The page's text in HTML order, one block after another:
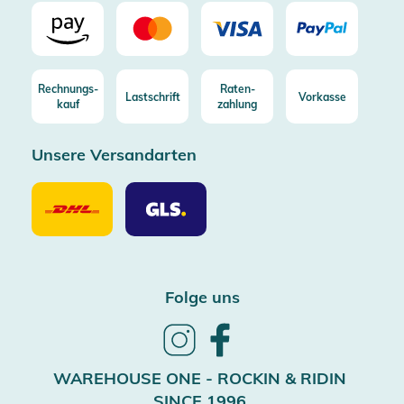
Rechnungs-
kauf
Lastschrift
Raten-
zahlung
Vorkasse
Unsere Versandarten
Unsere
Versandarten
DHL
Unsere
Versandarten
GLS
Folge uns
Follow
InstagramFacebook
WAREHOUSE ONE - ROCKIN & RIDIN